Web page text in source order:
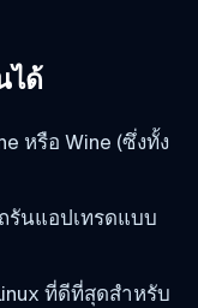
ได้
หรือ Wine (ซึ่งทั้ง
รันแอปเทรดแบบ
ที่ดีที่สุดสำหรับ